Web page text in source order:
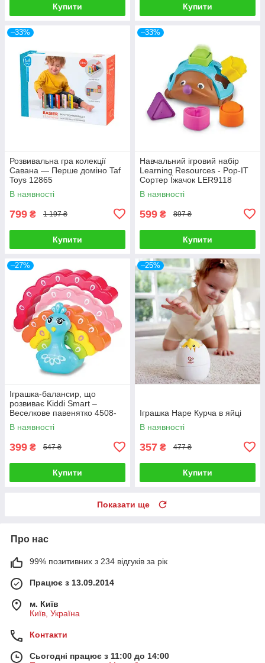
Купити Купити
–33%
Розвивальна гра колекції
Савана — Перше доміно Taf
Toys 12865
В наявності
799 ₴ 1 197 ₴
Купити
–33%
Навчальний ігровий набір
Learning Resources - Pop-IT
Сортер Їжачок LER9118
В наявності
599 ₴ 897 ₴
Купити
–27%
Іграшка-балансир, що
розвиває Kiddi Smart –
Веселкове павенятко 4508-
KS
В наявності
399 ₴ 547 ₴
Купити
–25%
Іграшка Hape Курча в яйці
В наявності
357 ₴ 477 ₴
Купити
Показати ще
Про нас
99% позитивних з 234 відгуків за рік
Працює з 13.09.2014
м. Київ
Київ, Україна
Контакти
Сьогодні працює з 11:00 до 14:00